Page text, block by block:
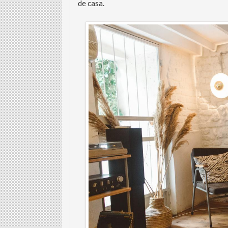
de casa.